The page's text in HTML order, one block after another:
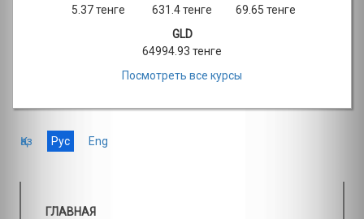
5.37 тенге
631.4 тенге
69.65 тенге
GLD
64994.93 тенге
Посмотреть все курсы
Қаз Рус Eng
ГЛАВНАЯ